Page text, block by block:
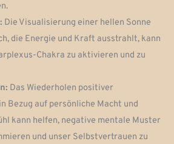
Die Visualisierung einer hellen Sonne
die Energie und Kraft ausstrahlt, kann
Chakra zu aktivieren und zu
Das Wiederholen positiver
Bezug auf persönliche Macht und
kann helfen, negative mentale Muster
und unser Selbstvertrauen zu